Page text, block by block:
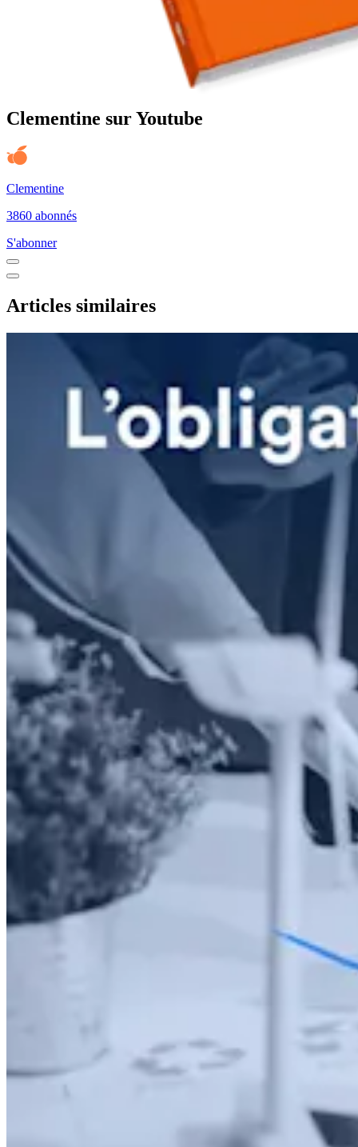
Clementine sur Youtube
Clementine
3860 abonnés
S'abonner
Articles similaires